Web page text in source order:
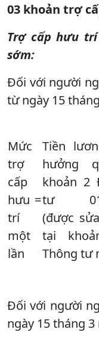
03 khoản trợ
Trợ cấp hưu
sớm:
Đối với người
từ ngày 15
Mức
trợ
cấp
hưu
trí
một
lần
=
Tiền
hưởng
khoản 2
tư 01/
(được
tại
Thông tư
Đối với người
ngày 15 tháng 3